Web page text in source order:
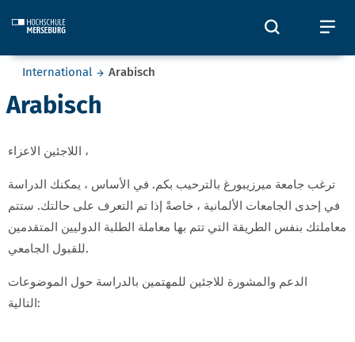
Öffnet
Sie befinden sich hier:
International Arabisch
Arabisch
اللاجئين الاعزاء ،
ترغب جامعة ميرزيبورغ بالترحيب بكم. في الأساس ، يمكنك الدراسة
في إحدى الجامعات الألمانية ، خاصةً إذا تم التعرف على حالتك. ستتم
معاملتك بنفس الطريقة التي تتم بها معاملة الطلبة الدوليين المتقدمين
للقبول الجامعي.
الدعم والمشورة للاجئين للمهتمين بالدراسة حول الموضوعات
التالية: